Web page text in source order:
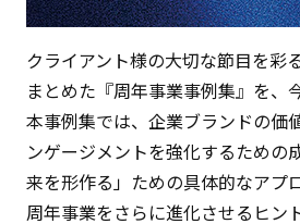
クライアント様の大切な節目を彩
まとめた『周年事業事例集』を、
本事例集では、企業ブランドの価
ンゲージメントを強化するための
来を形作る」ための具体的なアプ
周年事業をさらに進化させるヒン